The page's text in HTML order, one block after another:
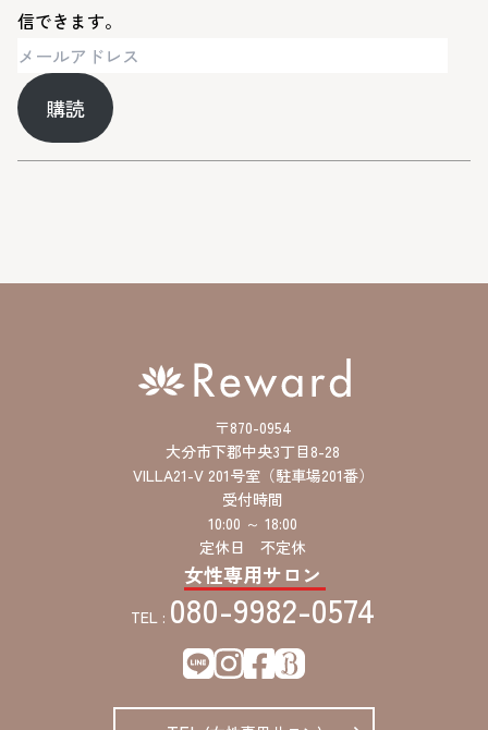
信できます。
メ
ー
ル
ア
購読
〒870-0954
大分市下郡中央3丁目8-28
VILLA21-V 201号室（駐車場201番）
受付時間
10:00 ～ 18:00
定休日 不定休
女性専用サロン
TEL : 080-9982-0574